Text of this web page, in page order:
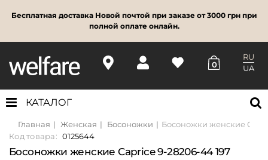
Бесплатная доставка Новой почтой при заказе от 3000 грн при
полной оплате онлайн.
0
RU
UA
КАТАЛОГ
Главная Женская Босоножки
Босоножки женские
Код товара: 0125644
Босоножки женские Caprice 9-28206-44 197